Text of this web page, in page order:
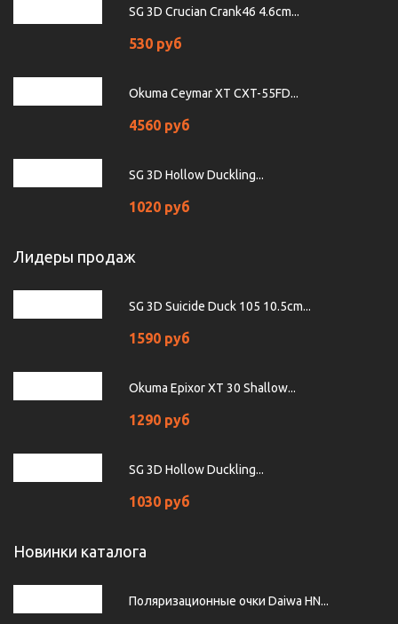
SG 3D Crucian Crank46 4.6cm...
530 руб
Okuma Ceymar XT CXT-55FD...
4560 руб
SG 3D Hollow Duckling...
1020 руб
Лидеры продаж
SG 3D Suicide Duck 105 10.5cm...
1590 руб
Okuma Epixor XT 30 Shallow...
1290 руб
SG 3D Hollow Duckling...
1030 руб
Новинки каталога
Поляризационные очки Daiwa HN...